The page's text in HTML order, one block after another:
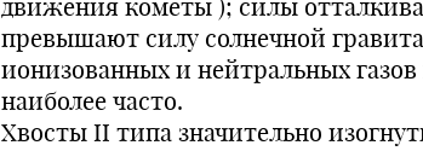
движения кометы ); силы
превышают силу солнечной
ионизованных и нейтральных
наиболее часто.
Хвосты II типа значительно